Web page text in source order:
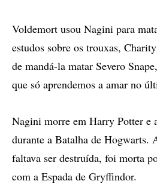
Voldemort usou Nagini para
estudos sobre os trouxas,
de mandá-la matar Severo
que só aprendemos a amar no
Nagini morre em Harry Potter e
durante a Batalha de Hogwarts.
faltava ser destruída, foi morta
com a Espada de Gryffindor.